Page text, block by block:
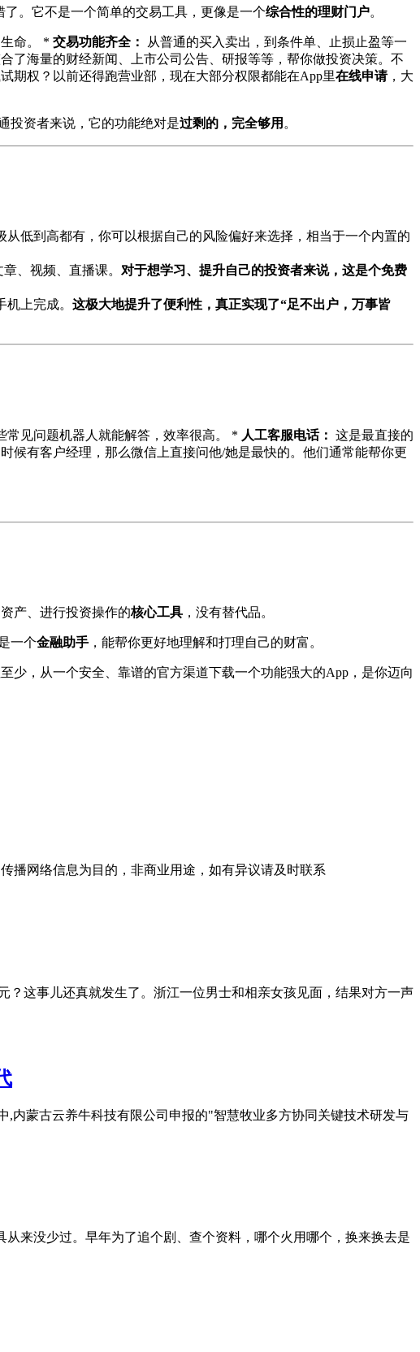
。它不是一个简单的交易工具，更像是一个综合性的理财门户。
命。 * 交易功能齐全：
从普通的买入卖出，到条件单、止损止盈等一
了海量的财经新闻、上市公司公告、研报等等，帮你做投资决策。不
期权？以前还得跑营业部，现在大部分权限都能在App里在线申请，大
投资者来说，它的功能绝对是过剩的，完全够用 。
从低到高都有，你可以根据自己的风险偏好来选择，相当于一个内置的
、视频、直播课。 对于想学习、提升自己的投资者来说，这是个免费
上完成。 这极大地提升了便利性，真正实现了“足不出户，万事皆
常见问题机器人就能解答，效率很高。 * 人工客服电话： 这是最直接的
候有客户经理，那么微信上直接问他/她是最快的。他们通常能帮你更
产、进行投资操作的核心工具 ，没有替代品。
一个金融助手 ，能帮你更好地理解和打理自己的财富。
少，从一个安全、靠谱的官方渠道下载一个功能强大的App，是你迈向
播网络信息为目的，非商业用途，如有异议请及时联系
这事儿还真就发生了。浙江一位男士和相亲女孩见面，结果对方一声
内蒙古云养牛科技有限公司申报的"智慧牧业多方协同关键技术研发与
来没少过。早年为了追个剧、查个资料，哪个火用哪个，换来换去是